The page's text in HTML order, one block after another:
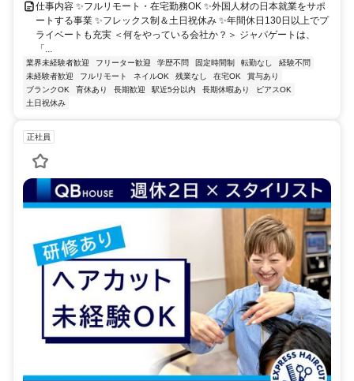
仕事内容 ✨フルリモート・在宅勤務OK ✨外国人材の日本就業をサポ
ートする事業 ✨フレックス制＆土日祝休み ✨年間休日130日以上でプ
ライベートも充実 ＜何をやっている会社か？＞ ジャパゲートは、
「...
業界未経験者歓迎 フリーター歓迎 学歴不問 固定時間制 転勤なし
経験不問
未経験者歓迎
フルリモート ネイルOK 残業なし 在宅OK
賞与あり
ブランクOK
育休あり 長期歓迎 駅近5分以内 長期休暇あり
ピアスOK
土日祝休み
正社員